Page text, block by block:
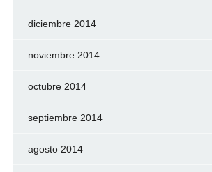
diciembre 2014
noviembre 2014
octubre 2014
septiembre 2014
agosto 2014